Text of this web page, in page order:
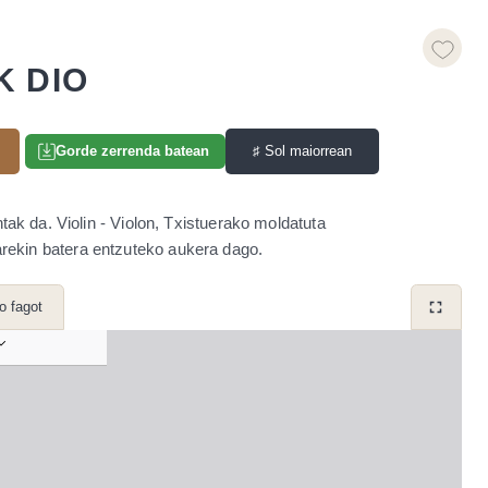
DIO
Gorde zerrenda batean ♯Sol maiorrean
da. Violin - Violon, Txistuerako moldatuta
batera entzuteko aukera dago.
fagot